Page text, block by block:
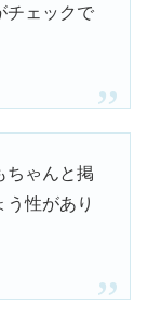
チェックで
ちゃんと掲
性があり